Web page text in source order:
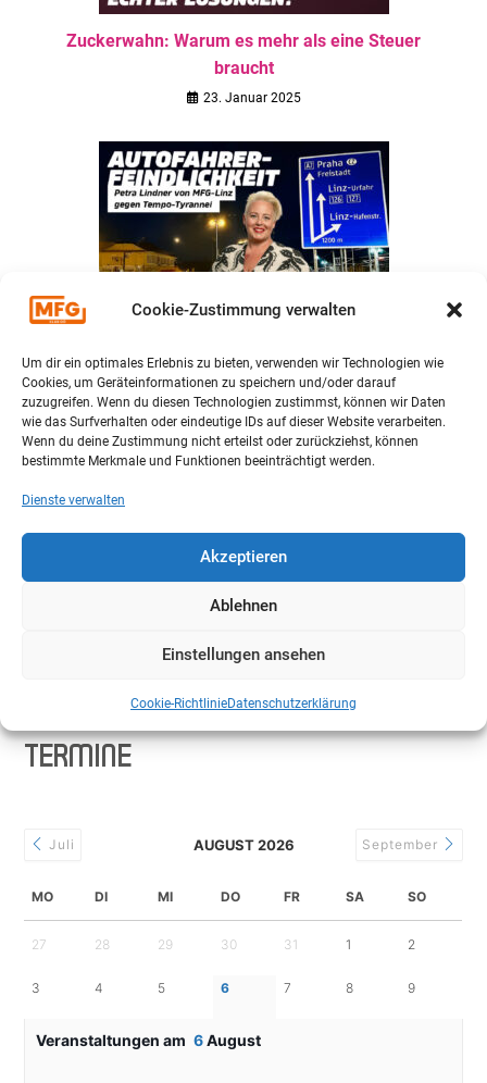
Cookie-Zustimmung verwalten
Um dir ein optimales Erlebnis zu bieten, verwenden wir Technologien wie
Cookies, um Geräteinformationen zu speichern und/oder darauf
zuzugreifen. Wenn du diesen Technologien zustimmst, können wir Daten
wie das Surfverhalten oder eindeutige IDs auf dieser Website verarbeiten.
Wenn du deine Zustimmung nicht erteilst oder zurückziehst, können
bestimmte Merkmale und Funktionen beeinträchtigt werden.
Dienste verwalten
Akzeptieren
Ablehnen
Einstellungen ansehen
Cookie-RichtlinieDatenschutzerklärung
Zuckerwahn: Warum es mehr als eine Steuer
braucht
23. Januar 2025
„Endlich Schluss mit dem Hass auf die Linzer
Autofahrer!“
29. Januar 2024
Systemtricks statt Transparenz
TERMINE
Juli AUGUST 2026 September
MO DI MI DO FR SA SO
27 28 29 30 31 1 2
3 4 5 6 7 8 9
Veranstaltungen am 6August